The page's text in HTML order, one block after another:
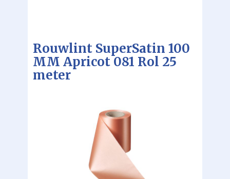
Rouwlint SuperSatin 100
MM Apricot 081 Rol 25
meter